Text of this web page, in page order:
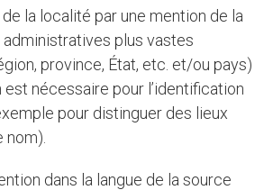
plus vastes
province, État, etc. et/ou pays)
nécessaire pour l’identification
pour distinguer des lieux